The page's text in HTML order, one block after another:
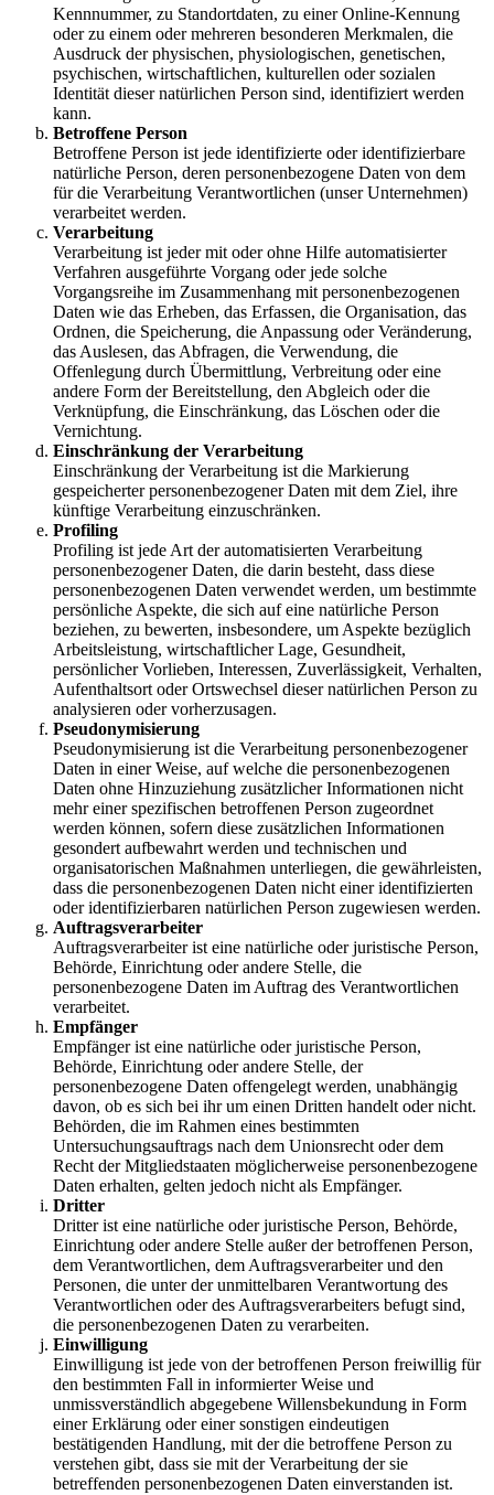
Kennnummer, zu Standortdaten, zu einer Online-Kennung
oder zu einem oder mehreren besonderen Merkmalen, die
Ausdruck der physischen, physiologischen, genetischen,
psychischen, wirtschaftlichen, kulturellen oder sozialen
Identität dieser natürlichen Person sind, identifiziert werden
kann.
Betroffene Person
Betroffene Person ist jede identifizierte oder identifizierbare
natürliche Person, deren personenbezogene Daten von dem
für die Verarbeitung Verantwortlichen (unser Unternehmen)
verarbeitet werden.
Verarbeitung
Verarbeitung ist jeder mit oder ohne Hilfe automatisierter
Verfahren ausgeführte Vorgang oder jede solche
Vorgangsreihe im Zusammenhang mit personenbezogenen
Daten wie das Erheben, das Erfassen, die Organisation, das
Ordnen, die Speicherung, die Anpassung oder Veränderung,
das Auslesen, das Abfragen, die Verwendung, die
Offenlegung durch Übermittlung, Verbreitung oder eine
andere Form der Bereitstellung, den Abgleich oder die
Verknüpfung, die Einschränkung, das Löschen oder die
Vernichtung.
Einschränkung der Verarbeitung
Einschränkung der Verarbeitung ist die Markierung
gespeicherter personenbezogener Daten mit dem Ziel, ihre
künftige Verarbeitung einzuschränken.
Profiling
Profiling ist jede Art der automatisierten Verarbeitung
personenbezogener Daten, die darin besteht, dass diese
personenbezogenen Daten verwendet werden, um bestimmte
persönliche Aspekte, die sich auf eine natürliche Person
beziehen, zu bewerten, insbesondere, um Aspekte bezüglich
Arbeitsleistung, wirtschaftlicher Lage, Gesundheit,
persönlicher Vorlieben, Interessen, Zuverlässigkeit, Verhalten,
Aufenthaltsort oder Ortswechsel dieser natürlichen Person zu
analysieren oder vorherzusagen.
Pseudonymisierung
Pseudonymisierung ist die Verarbeitung personenbezogener
Daten in einer Weise, auf welche die personenbezogenen
Daten ohne Hinzuziehung zusätzlicher Informationen nicht
mehr einer spezifischen betroffenen Person zugeordnet
werden können, sofern diese zusätzlichen Informationen
gesondert aufbewahrt werden und technischen und
organisatorischen Maßnahmen unterliegen, die gewährleisten,
dass die personenbezogenen Daten nicht einer identifizierten
oder identifizierbaren natürlichen Person zugewiesen werden.
Auftragsverarbeiter
Auftragsverarbeiter ist eine natürliche oder juristische Person,
Behörde, Einrichtung oder andere Stelle, die
personenbezogene Daten im Auftrag des Verantwortlichen
verarbeitet.
Empfänger
Empfänger ist eine natürliche oder juristische Person,
Behörde, Einrichtung oder andere Stelle, der
personenbezogene Daten offengelegt werden, unabhängig
davon, ob es sich bei ihr um einen Dritten handelt oder nicht.
Behörden, die im Rahmen eines bestimmten
Untersuchungsauftrags nach dem Unionsrecht oder dem
Recht der Mitgliedstaaten möglicherweise personenbezogene
Daten erhalten, gelten jedoch nicht als Empfänger.
Dritter
Dritter ist eine natürliche oder juristische Person, Behörde,
Einrichtung oder andere Stelle außer der betroffenen Person,
dem Verantwortlichen, dem Auftragsverarbeiter und den
Personen, die unter der unmittelbaren Verantwortung des
Verantwortlichen oder des Auftragsverarbeiters befugt sind,
die personenbezogenen Daten zu verarbeiten.
Einwilligung
Einwilligung ist jede von der betroffenen Person freiwillig für
den bestimmten Fall in informierter Weise und
unmissverständlich abgegebene Willensbekundung in Form
einer Erklärung oder einer sonstigen eindeutigen
bestätigenden Handlung, mit der die betroffene Person zu
verstehen gibt, dass sie mit der Verarbeitung der sie
betreffenden personenbezogenen Daten einverstanden ist.